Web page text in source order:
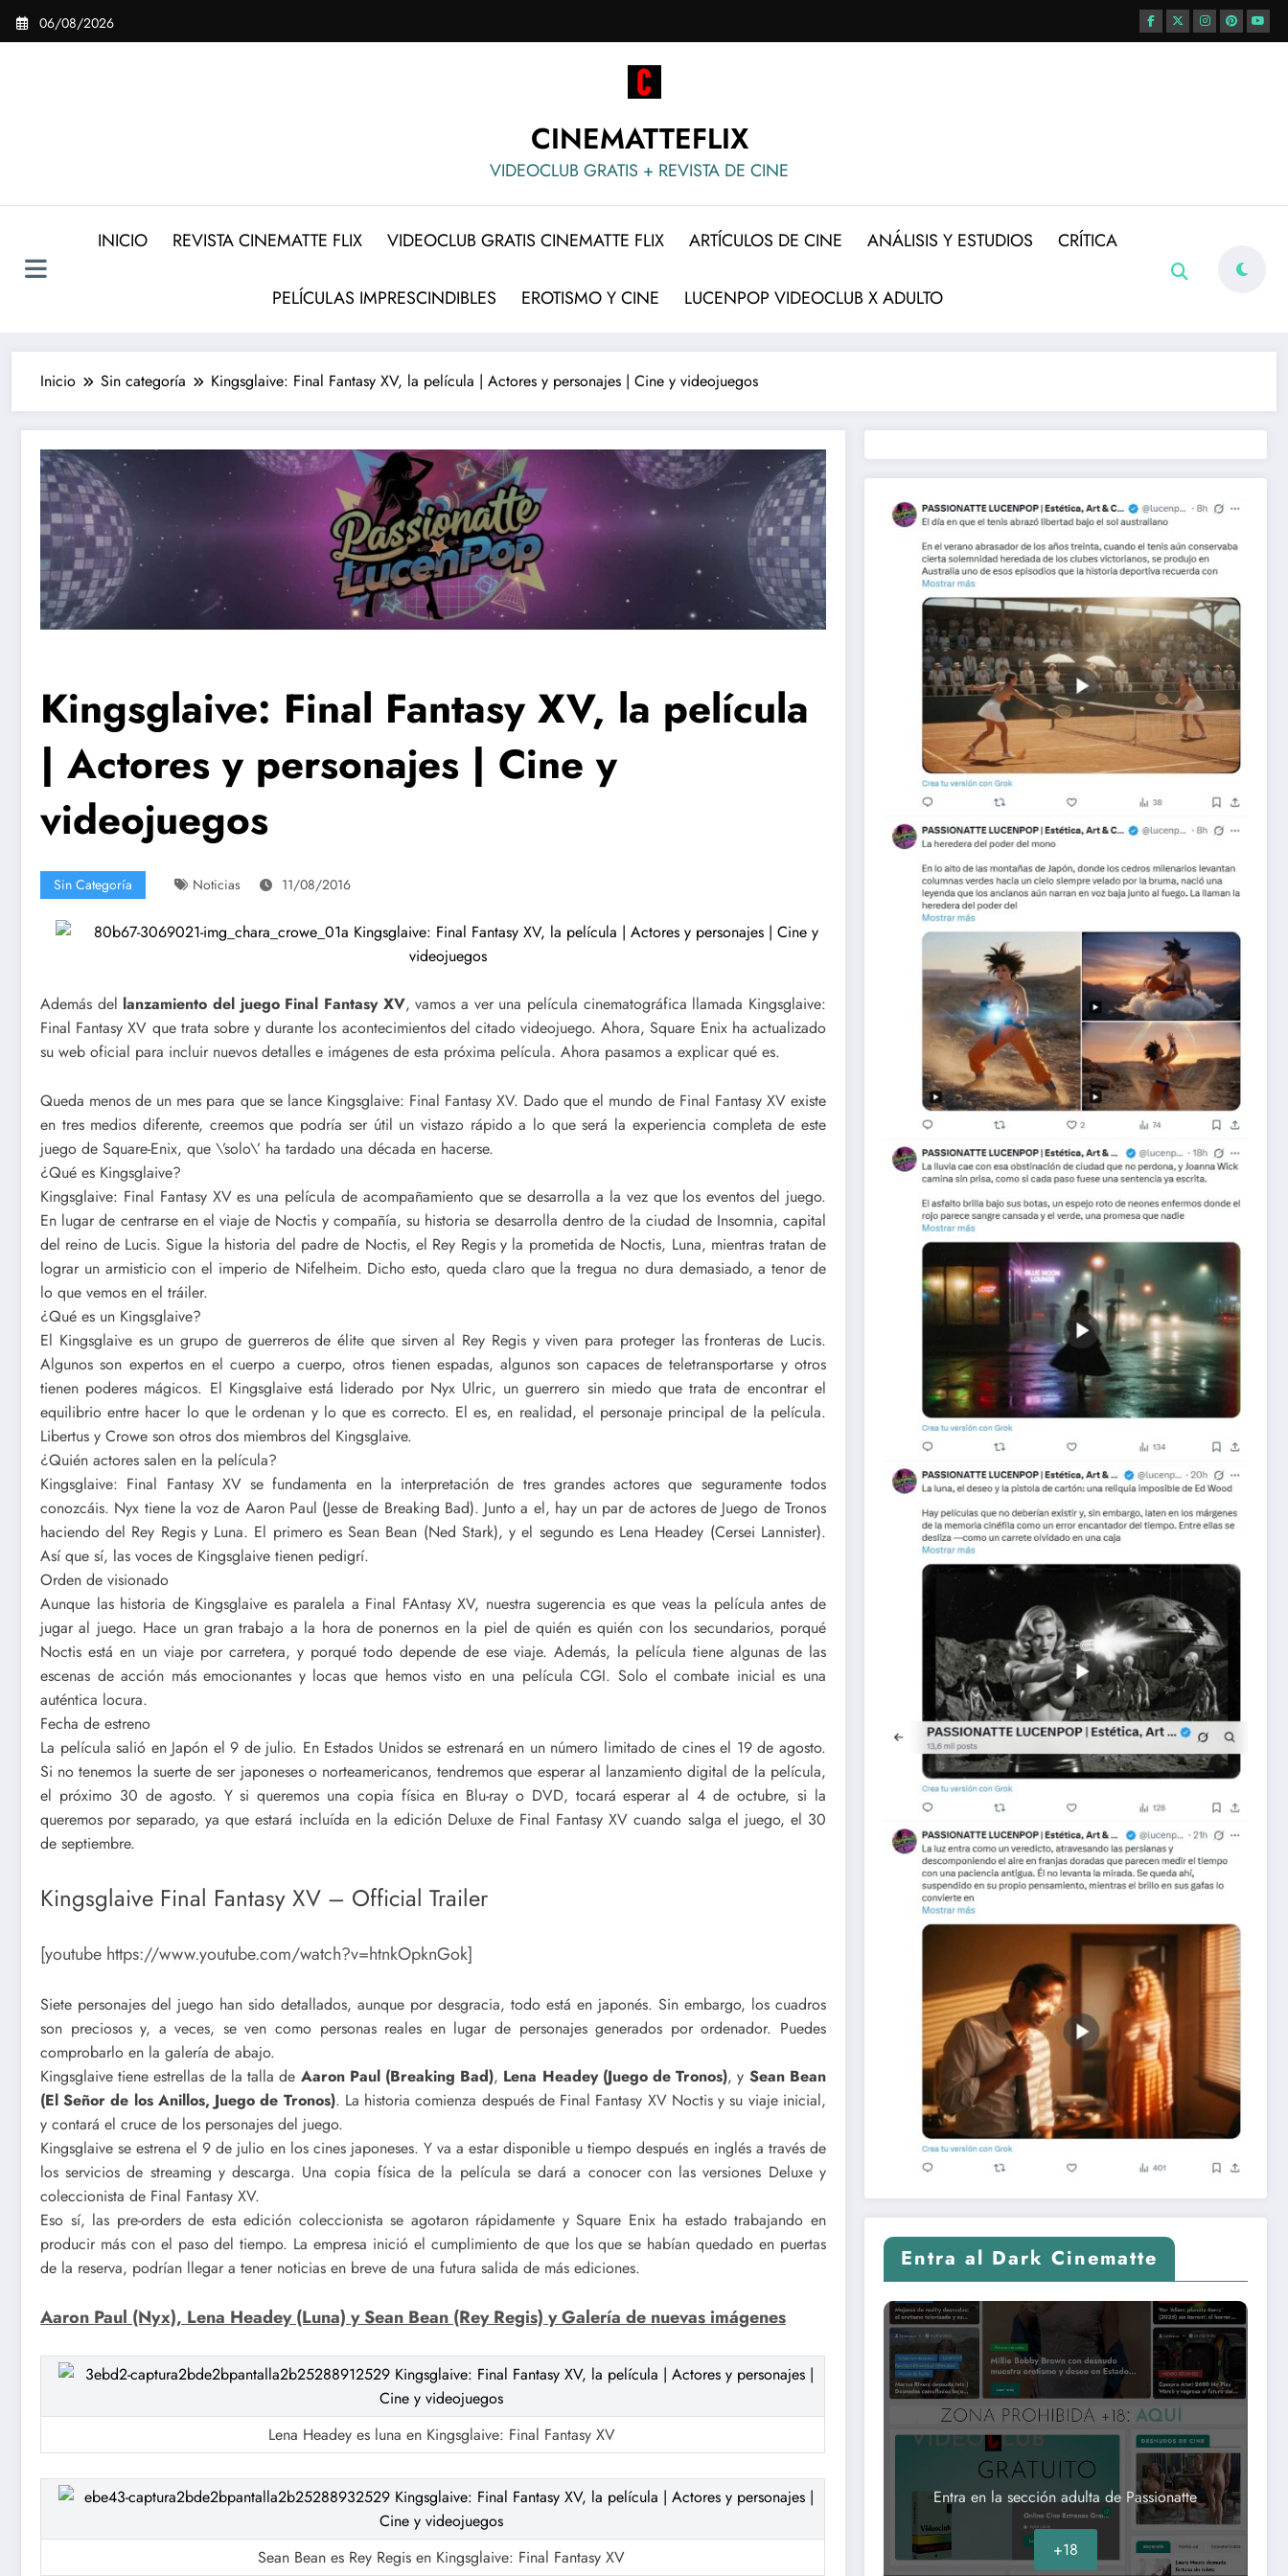
Saltar
06/08/2026
CINEMATTEFLIX
VIDEOCLUB GRATIS + REVISTA DE CINE
INICIO REVISTA CINEMATTE FLIX VIDEOCLUB GRATIS CINEMATTE FLIX ARTÍCULOS DE CINE ANÁLISIS Y ESTUDIOS CRÍTICA
PELÍCULAS IMPRESCINDIBLES EROTISMO Y CINE LUCENPOP VIDEOCLUB X ADULTO
Inicio Sin categoría Kingsglaive: Final Fantasy XV, la película | Actores y personajes | Cine y videojuegos
Kingsglaive: Final Fantasy XV, la película
| Actores y personajes | Cine y
videojuegos
Sin Categoría Noticias 11/08/2016
Además del lanzamiento del juego Final Fantasy XV, vamos a ver una película cinematográfica llamada Kingsglaive:
Final Fantasy XV que trata sobre y durante los acontecimientos del citado videojuego. Ahora, Square Enix ha actualizado
su web oficial para incluir nuevos detalles e imágenes de esta próxima película. Ahora pasamos a explicar qué es.
Queda menos de un mes para que se lance Kingsglaive: Final Fantasy XV. Dado que el mundo de Final Fantasy XV existe
en tres medios diferente, creemos que podría ser útil un vistazo rápido a lo que será la experiencia completa de este
juego de Square-Enix, que \’solo\’ ha tardado una década en hacerse.
¿Qué es Kingsglaive?
Kingsglaive: Final Fantasy XV es una película de acompañamiento que se desarrolla a la vez que los eventos del juego.
En lugar de centrarse en el viaje de Noctis y compañía, su historia se desarrolla dentro de la ciudad de Insomnia, capital
del reino de Lucis. Sigue la historia del padre de Noctis, el Rey Regis y la prometida de Noctis, Luna, mientras tratan de
lograr un armisticio con el imperio de Nifelheim. Dicho esto, queda claro que la tregua no dura demasiado, a tenor de
lo que vemos en el tráiler.
¿Qué es un Kingsglaive?
El Kingsglaive es un grupo de guerreros de élite que sirven al Rey Regis y viven para proteger las fronteras de Lucis.
Algunos son expertos en el cuerpo a cuerpo, otros tienen espadas, algunos son capaces de teletransportarse y otros
tienen poderes mágicos. El Kingsglaive está liderado por Nyx Ulric, un guerrero sin miedo que trata de encontrar el
equilibrio entre hacer lo que le ordenan y lo que es correcto. El es, en realidad, el personaje principal de la película.
Libertus y Crowe son otros dos miembros del Kingsglaive.
¿Quién actores salen en la película?
Kingsglaive: Final Fantasy XV se fundamenta en la interpretación de tres grandes actores que seguramente todos
conozcáis. Nyx tiene la voz de Aaron Paul (Jesse de Breaking Bad). Junto a el, hay un par de actores de Juego de Tronos
haciendo del Rey Regis y Luna. El primero es Sean Bean (Ned Stark), y el segundo es Lena Headey (Cersei Lannister).
Así que sí, las voces de Kingsglaive tienen pedigrí.
Orden de visionado
Aunque las historia de Kingsglaive es paralela a Final FAntasy XV, nuestra sugerencia es que veas la película antes de
jugar al juego. Hace un gran trabajo a la hora de ponernos en la piel de quién es quién con los secundarios, porqué
Noctis está en un viaje por carretera, y porqué todo depende de ese viaje. Además, la película tiene algunas de las
escenas de acción más emocionantes y locas que hemos visto en una película CGI. Solo el combate inicial es una
auténtica locura.
Fecha de estreno
La película salió en Japón el 9 de julio. En Estados Unidos se estrenará en un número limitado de cines el 19 de agosto.
Si no tenemos la suerte de ser japoneses o norteamericanos, tendremos que esperar al lanzamiento digital de la película,
el próximo 30 de agosto. Y si queremos una copia física en Blu-ray o DVD, tocará esperar al 4 de octubre, si la
queremos por separado, ya que estará incluída en la edición Deluxe de Final Fantasy XV cuando salga el juego, el 30
de septiembre.
Kingsglaive Final Fantasy XV – Official Trailer
[youtube https://www.youtube.com/watch?v=htnkOpknGok]
Siete personajes del juego han sido detallados, aunque por desgracia, todo está en japonés. Sin embargo, los cuadros
son preciosos y, a veces, se ven como personas reales en lugar de personajes generados por ordenador. Puedes
comprobarlo en la galería de abajo.
Kingsglaive tiene estrellas de la talla de Aaron Paul (Breaking Bad), Lena Headey (Juego de Tronos), y Sean Bean
(El Señor de los Anillos, Juego de Tronos). La historia comienza después de Final Fantasy XV Noctis y su viaje inicial,
y contará el cruce de los personajes del juego.
Kingsglaive se estrena el 9 de julio en los cines japoneses. Y va a estar disponible u tiempo después en inglés a través de
los servicios de streaming y descarga. Una copia física de la película se dará a conocer con las versiones Deluxe y
coleccionista de Final Fantasy XV.
Eso sí, las pre-orders de esta edición coleccionista se agotaron rápidamente y Square Enix ha estado trabajando en
producir más con el paso del tiempo. La empresa inició el cumplimiento de que los que se habían quedado en puertas
de la reserva, podrían llegar a tener noticias en breve de una futura salida de más ediciones.
Aaron Paul (Nyx), Lena Headey (Luna) y Sean Bean (Rey Regis) y Galería de nuevas imágenes
Lena Headey es luna en Kingsglaive: Final Fantasy XV
Sean Bean es Rey Regis en Kingsglaive: Final Fantasy XV
Entra al Dark Cinematte
Entra en la sección adulta de Passionatte
+18